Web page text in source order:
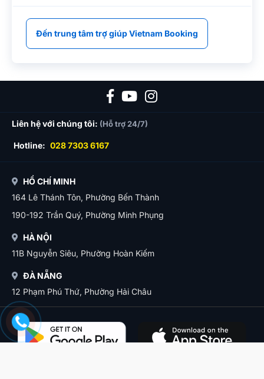
Đến trung tâm trợ giúp Vietnam Booking
Liên hệ với chúng tôi: (Hỗ trợ 24/7)
Hotline: 028 7303 6167
HỒ CHÍ MINH
164 Lê Thánh Tôn, Phường Bến Thành
190-192 Trần Quý, Phường Minh Phụng
HÀ NỘI
11B Nguyễn Siêu, Phường Hoàn Kiếm
ĐÀ NẴNG
12 Phạm Phú Thứ, Phường Hải Châu